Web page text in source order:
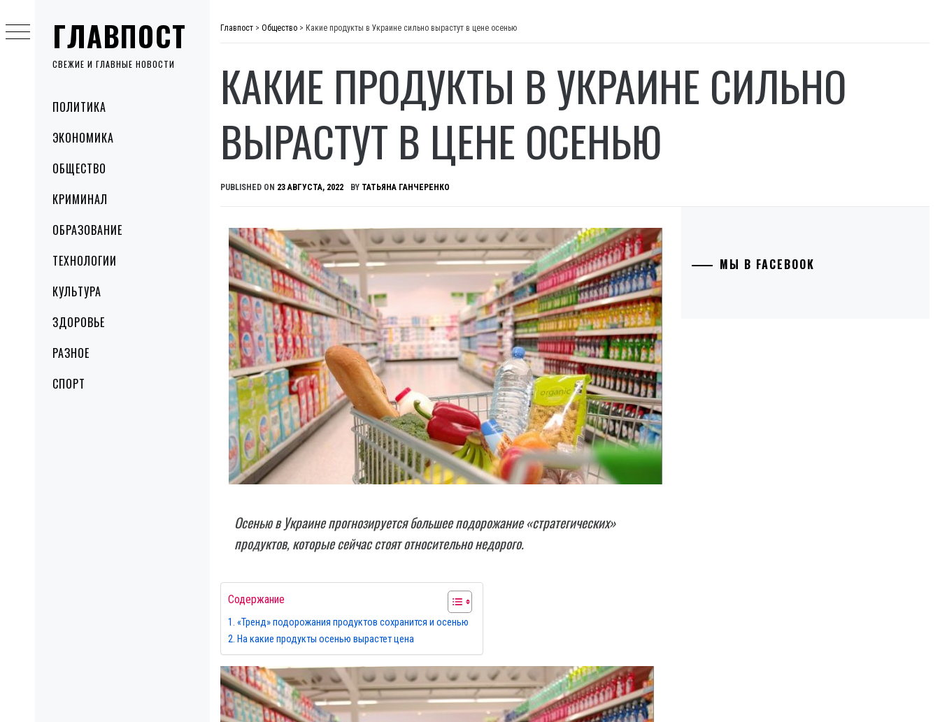
ГЛАВПОСТ
СВЕЖИЕ И ГЛАВНЫЕ НОВОСТИ
MenuПОЛИТИКА
ЭКОНОМИКА
ОБЩЕСТВО
КРИМИНАЛ
ОБРАЗОВАНИЕ
ТЕХНОЛОГИИ
КУЛЬТУРА
ЗДОРОВЬЕ
РАЗНОЕ
СПОРТ
to
content
Главпост > Общество > Какие продукты в Украине сильно вырастут в цене осенью
КАКИЕ ПРОДУКТЫ В УКРАИНЕ СИЛЬНО
ВЫРАСТУТ В ЦЕНЕ ОСЕНЬЮ
PUBLISHED ON 23 АВГУСТА, 2022 BY ТАТЬЯНА ГАНЧЕРЕНКО
Осенью в Украине прогнозируется большее подорожание «стратегических»
продуктов, которые сейчас стоят относительно недорого.
Содержание
«Тренд» подорожания продуктов сохранится и осенью
На какие продукты осенью вырастет цена
МЫ В FACEBOOK